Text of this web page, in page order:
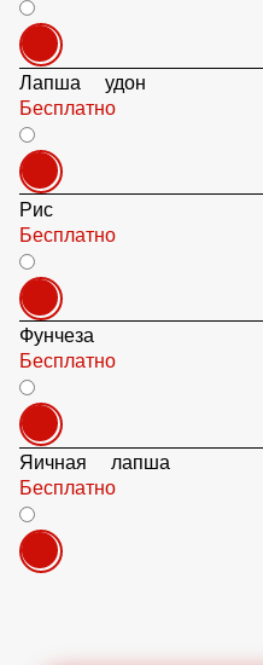
Лапша удон
Бесплатно
Рис
Бесплатно
Фунчеза
Бесплатно
Яичная лапша
Бесплатно